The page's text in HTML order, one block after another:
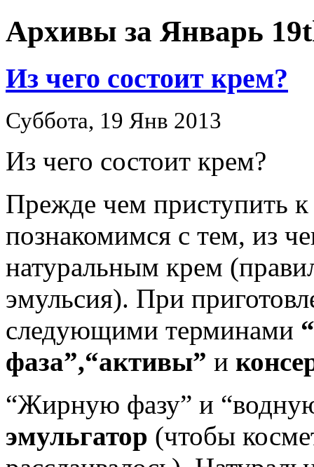
Архивы за Январь
Из чего состоит крем?
Суббота, 19 Янв 2013
Из чего состоит крем?
Прежде чем приступить
познакомимся с тем, из
натуральным крем
эмульсия). При
следующими терминами
фаза”,“активы” и
“Жирную фазу” и
эмульгатор (чтобы